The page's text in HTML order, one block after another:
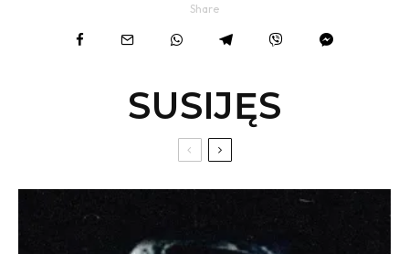
Share
SUSIJĘS